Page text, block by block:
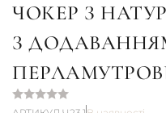
ЧОКЕР З
З